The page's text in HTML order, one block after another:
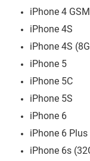
iPhone 4
iPhone 4S
iPhone 4S
iPhone 5
iPhone 5C
iPhone 5S
iPhone 6
iPhone 6 Plus
iPhone 6s